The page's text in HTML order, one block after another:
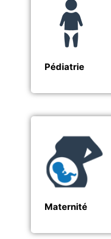
Pédiatrie
Maternité